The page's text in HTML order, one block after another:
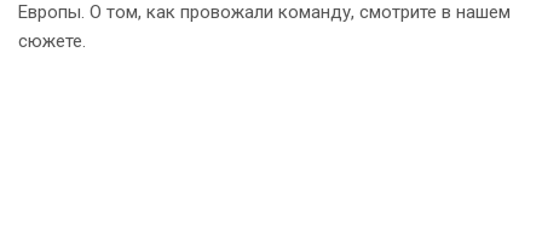
Европы. О том, как провожали команду, смотрите в нашем
сюжете.